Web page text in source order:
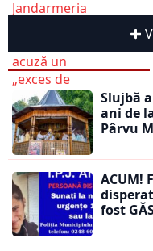
Slujbă
ani de
Pârvu
ACUM!
fost